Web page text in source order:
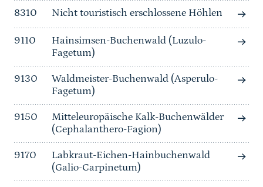
8310 Nicht touristisch erschlossene Höhlen
9110
Hainsimsen-Buchenwald (Luzulo-
Fagetum)
9130
Waldmeister-Buchenwald (Asperulo-
Fagetum)
9150
Mitteleuropäische Kalk-Buchenwälder
(Cephalanthero-Fagion)
9170
Labkraut-Eichen-Hainbuchenwald
(Galio-Carpinetum)